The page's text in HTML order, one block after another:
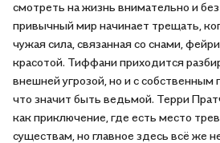
смотреть на жизнь внимательно и
привычный мир начинает трещать,
чужая сила, связанная со снами,
красотой. Тиффани приходится
внешней угрозой, но и с собственным
что значит быть ведьмой. Терри
как приключение, где есть место
существам, но главное здесь всё же